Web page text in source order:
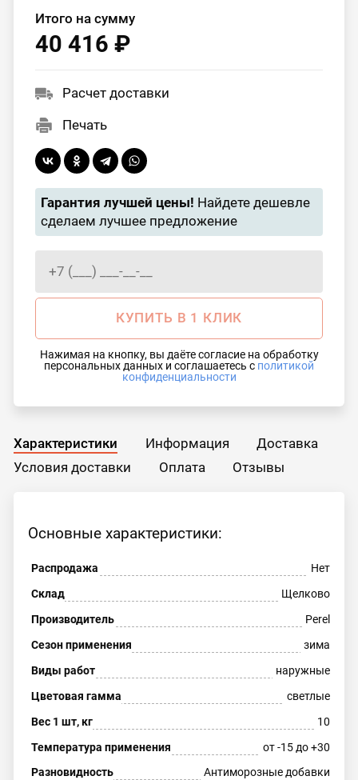
Итого на сумму
40 416 ₽
Расчет доставки
Печать
Гарантия лучшей цены! Найдете дешевле
сделаем лучшее предложение
КУПИТЬ В 1 КЛИК
Нажимая на кнопку, вы даёте согласие на обработку
персональных данных и соглашаетесь с политикой
конфиденциальности
Характеристики Информация
Доставка
Условия доставки
Оплата Отзывы
Основные характеристики:
Распродажа
Нет
Склад
Щелково
Производитель
Perel
Сезон применения
зима
Виды работ
наружные
Цветовая гамма
светлые
Вес 1 шт, кг
10
Температура применения
от -15 до +30
Разновидность
Антиморозные добавки